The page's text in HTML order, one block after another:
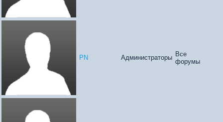
PN Администраторы Все
форумы